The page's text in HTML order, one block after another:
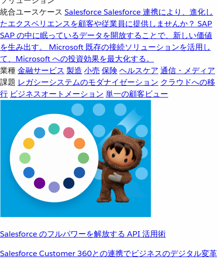
統合ユースケース SalesforceSalesforce 連携により、進化し
たエクスペリエンスを顧客や従業員に提供しませんか？ SAP
SAP の中に眠っているデータを開放することで、新しい価値
を生み出す。
Microsoft 既存の接続ソリューションを活用し
て、Microsoft への投資効果を最大化する。
業種金融サービス 製造 小売 保険 ヘルスケア 通信・メディア
課題 レガシーシステムのモダナイゼーション クラウドへの移
行 ビジネスオートメーション 単一の顧客ビュー
Salesforce のフルパワーを解放する API 活用術
Salesforce Customer 360との連携でビジネスのデジタル変革